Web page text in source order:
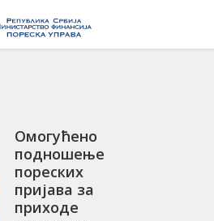
Омогућено
подношење
пореских
пријава за
приходе